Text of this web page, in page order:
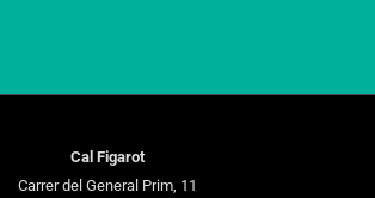
Cal Figarot
Carrer del General Prim, 11